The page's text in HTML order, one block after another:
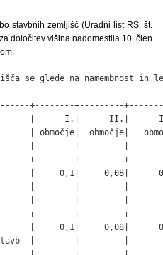
stavbnih zemljišč (Uradni list RS, št.
določitev višina nadomestila 10. člen
se glede na namembnost in
+--------+---------
|      I.|      II.|
območje|
+--------+---------
|     0,1|     0,08|
|        |         |
+--------+---------
|     0,1|     0,08|
stavb  |        |         |